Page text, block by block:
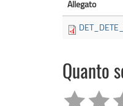
Allegato
Quanto